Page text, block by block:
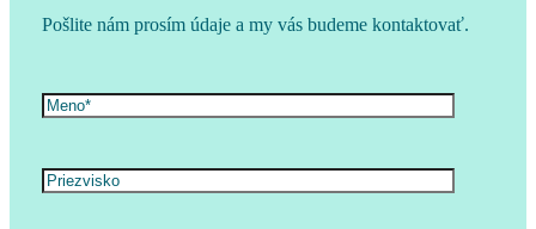
Pošlite nám prosím údaje a my vás budeme kontaktovať.